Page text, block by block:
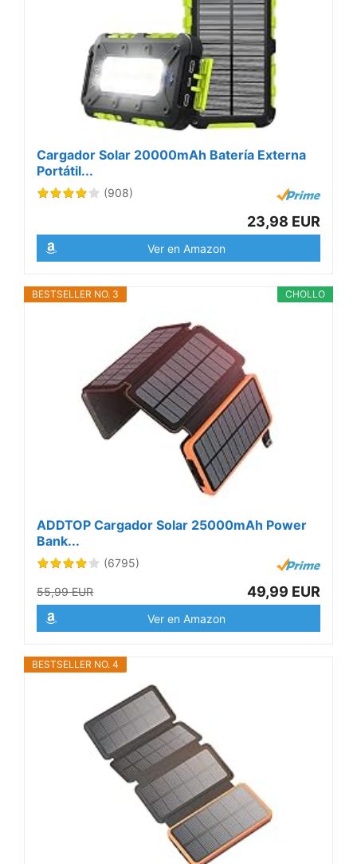
Cargador Solar 20000mAh Batería Externa
Portátil...
(908)
23,98 EUR
Ver en Amazon
CHOLLO
BESTSELLER NO. 3
ADDTOP Cargador Solar 25000mAh Power
Bank...
(6795)
55,99 EUR 49,99 EUR
Ver en Amazon
BESTSELLER NO. 4